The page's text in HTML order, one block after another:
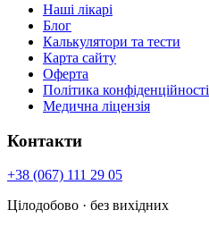
Наші лікарі
Блог
Калькулятори та тести
Карта сайту
Оферта
Політика конфіденційності
Медична ліцензія
Контакти
+38 (067) 111 29 05
Цілодобово · без вихідних